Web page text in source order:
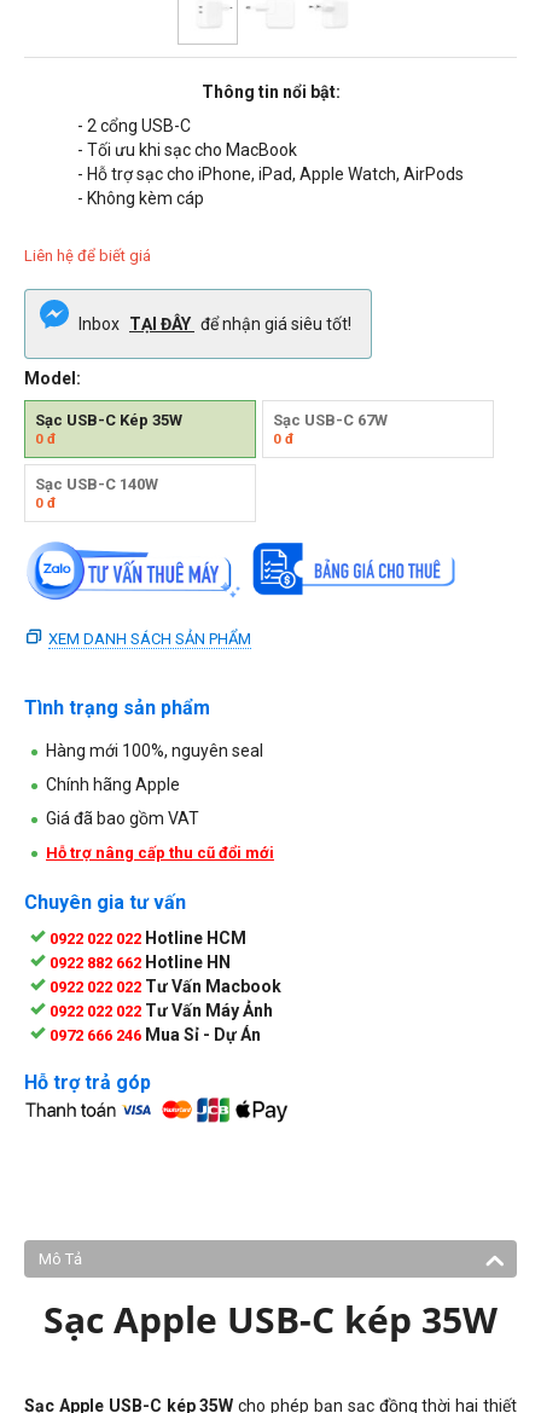
Thông tin nổi bật:
- 2 cổng USB-C
- Tối ưu khi sạc cho MacBook
- Hỗ trợ sạc cho iPhone, iPad, Apple Watch, AirPods
- Không kèm cáp
Liên hệ để biết giá
Inbox TẠI ĐÂY để nhận giá siêu tốt!
Model:
Sạc USB-C Kép 35W
0 đ
Sạc USB-C 67W
0đ
Sạc USB-C 140W
0 đ
XEM DANH SÁCH SẢN PHẨM
Tình trạng sản phẩm
Hàng mới 100%, nguyên seal
Chính hãng Apple
Giá đã bao gồm VAT
Hỗ trợ nâng cấp thu cũ đổi mới
Chuyên gia tư vấn
0922 022 022 Hotline HCM
0922 882 662 Hotline HN
0922 022 022 Tư Vấn Macbook
0922 022 022 Tư Vấn Máy Ảnh
0972 666 246 Mua Sỉ - Dự Án
Hỗ trợ trả góp
Mô Tả
Sạc Apple USB-C kép 35W
Sạc Apple USB-C kép 35W cho phép bạn sạc đồng thời hai thiết